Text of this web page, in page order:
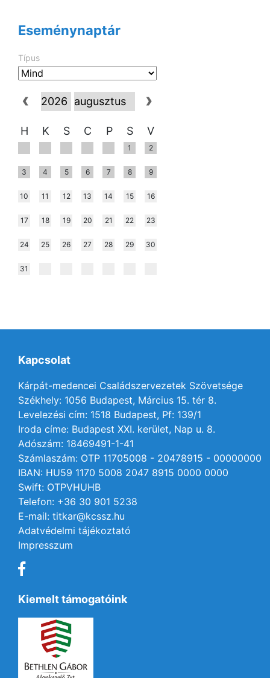
Eseménynaptár
Típus
H K S C P S V
1 2
3 4 5 6 7 8 9
10 11 12 13 14 15 16
17 18 19 20 21 22 23
24 25 26 27 28 29 30
31
Kapcsolat
Kárpát-medencei Családszervezetek Szövetsége
Székhely: 1056 Budapest, Március 15. tér 8.
Levelezési cím: 1518 Budapest, Pf: 139/1
Iroda címe: Budapest XXI. kerület, Nap u. 8.
Adószám: 18469491-1-41
Számlaszám: OTP 11705008 - 20478915 - 00000000
IBAN: HU59 1170 5008 2047 8915 0000 0000
Swift: OTPVHUHB
Telefon: +36 30 901 5238
E-mail: titkar@kcssz.hu
Adatvédelmi tájékoztató
Impresszum
Kiemelt támogatóink